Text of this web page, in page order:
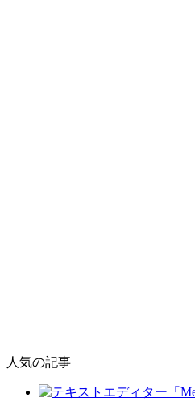
人気の記事